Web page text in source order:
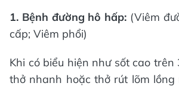
1. Bệnh đường hô hấp: (Viêm
cấp; Viêm phổi)
Khi có biểu hiện như sốt cao trên
thở nhanh hoặc thở rút lõm